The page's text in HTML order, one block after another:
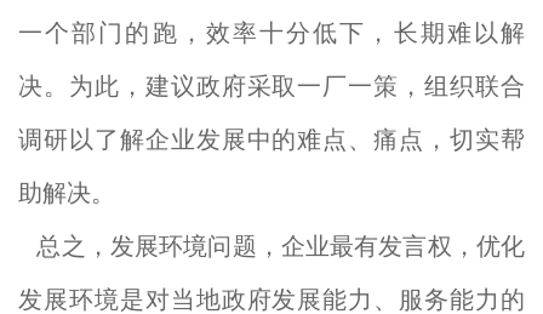
一个部门的跑，效率十分低下，长期难以解
决。为此，建议政府采取一厂一策，组织联合
调研以了解企业发展中的难点、痛点，切实帮
助解决。
总之，发展环境问题，企业最有发言权，优化
发展环境是对当地政府发展能力、服务能力的